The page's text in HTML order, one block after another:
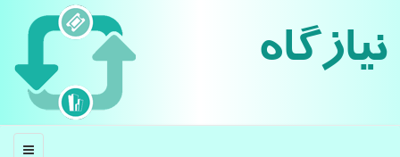
نیازگاه
منو